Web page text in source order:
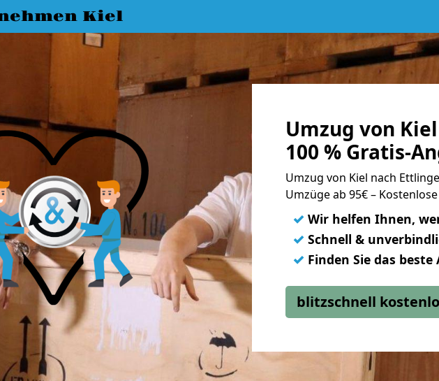
Kiel
Umzug von
100 % Gratis-
Umzug von Kiel nach
Umzüge ab 95€ –
✓ Wir helfen Ihnen,
✓ Schnell &
✓ Finden Sie das
blitzschnell